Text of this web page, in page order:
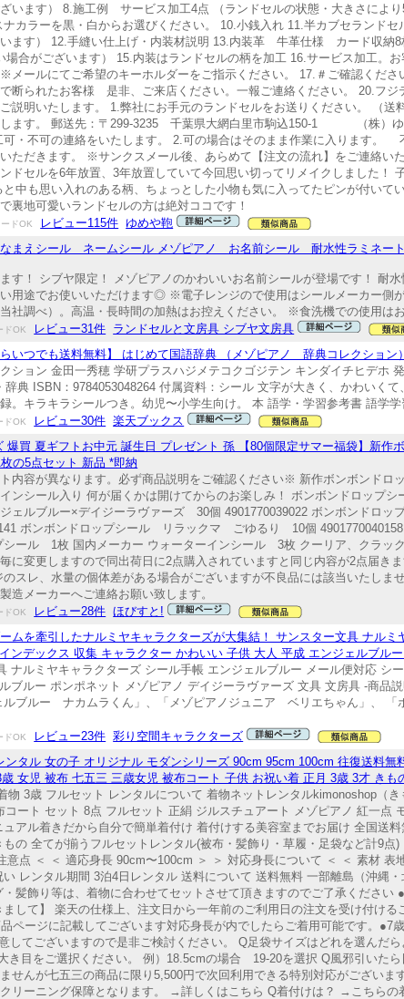
います） 8.施工例 サービス加工4点 （ランドセルの状態・大きさによ
ナカラーを黒・白からお選びください。 10.小銭入れ 11.半カブセランド
ます） 12.手縫い仕上げ・内装材説明 13.内装革 牛革仕様 カード収納
場合がございます） 15.内装はランドセルの柄を加工 16.サービス加工。
メールにてご希望のキーホルダーをご指示ください。 17.＃ご確認くだ
断られたお客様 是非、ご来店ください。一報ご連絡ください。 20.フ
説明いたします。 1.弊社にお手元のランドセルをお送りください。 （
します。 郵送先：〒299-3235 千葉県大網白里市駒込150-1 （株）ゆ
可・不可の連絡をいたします。 2.可の場合はそのまま作業に入ります
ただきます。 ※サンクスメール後、あらめて【注文の流れ】をご連絡い
ドセルを6年放置、3年放置していて今回思い切ってリメイクしました！
中も思い入れのある柄、ちょっとした小物も気に入ってたピンが付い
裏地可愛いランドセルの方は絶対ココです！
ドOK レビュー115件 ゆめや鞄
まえシール ネームシール メゾピアノ お名前シール 耐水性ラミネ
す！ シブヤ限定！ メゾピアノのかわいいお名前シールが登場です！ 耐
用途でお使いいただけます◎ ※電子レンジので使用はシールメーカー側
社調べ）。高温・長時間の加熱はお控えください。 ※食洗機での使用は
ドOK レビュー31件 ランドセルと文房具 シブヤ文房具
らいつでも送料無料】 はじめて国語辞典 （メゾピアノ 辞典コレクション
ション 金田一秀穂 学研プラスハジメテコクゴジテン キンダイチヒデホ
辞典 ISBN：9784053048264 付属資料：シール 文字が大きく、かわいく
。キラキラシールつき。幼児〜小学生向け。 本 語学・学習参考書 語学
ドOK レビュー30件 楽天ブックス
爆買 夏ギフトお中元 誕生日 プレゼント 孫 【80個限定サマー福袋】新作
の5点セット 新品 *即納
内容が異なります。必ず商品説明をご確認ください※ 新作ボンボンドロ
ンシール入り 何が届くかは開けてからのお楽しみ！ ボンボンドロップ
ェルブルー×デイジーラヴァーズ 30個 4901770039022 ボンボンドロ
ボンボンドロップシール リラックマ ごゆるり 10個
シール 1枚 国内メーカー ウォーターインシール 3枚 クーリア、クラ
に変更しますので同出荷日に2点購入されていますと同じ内容が2点届
スレ、水量の個体差がある場合がございますが不良品には該当いたし
造メーカーへご連絡お願い致します。
ドOK レビュー28件 ほびすと!
ムを牽引したナルミヤキャラクターズが大集結！ サンスター文具 ナル
ンデックス 収集 キャラクター かわいい 子供 大人 平成 エンジェルブル
ナルミヤキャラクターズ シール手帳 エンジェルブルー メール便対応 シ
ブルー ポンポネット メゾピアノ デイジーラヴァーズ 文具 文房具 -商品
ルブルー ナカムラくん」、「メゾピアノジュニア ベリエちゃん」、
ドOK レビュー23件 彩り空間キャラクターズ
ンタル 女の子 オリジナル モダンシリーズ 90cm 95cm 100cm 往復送料
女児 被布 七五三 三歳女児 被布コート 子供 お祝い着 正月 3歳 3才 き
物 3歳 フルセット レンタルについて 着物ネットレンタルkimonoshop（
コート セット 8点 フルセット 正絹 ジルスチュアート メゾピアノ 紅一点
アル着きだから自分で簡単着付け 着付けする美容室までお届け 全国送
もの 全てが揃うフルセットレンタル(被布・髪飾り・草履・足袋など計9
意点 ＜ ＜ 適応身長 90cm〜100cm ＞ ＞ 対応身長について ＜ ＜ 素材
レンタル期間 3泊4日レンタル 送料について 送料無料 一部離島（沖縄
髪飾り等は、着物に合わせてセットさせて頂きますのでご了承ください
して】 楽天の仕様上、注文日から一年前のご利用日の注文を受け付け
ページに記載してございます対応身長が内でしたらご着用可能です。
してございますので是非ご検討ください。 Q足袋サイズはどれを選んだ
き目をご選択ください。 例）18.5cmの場合 19-20を選択 Q風邪引いた
せんが七五三の商品に限り5,500円で次回利用できる特別対応がござい
リーニング保障となります。 →詳しくはこちら Q着付けは？ →こちら